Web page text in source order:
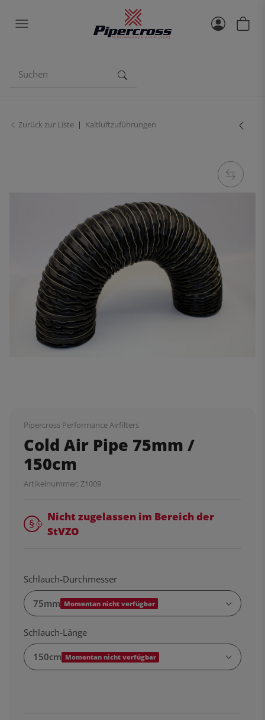
Zurück zur Liste Kaltluftzuführungen
Pipercross Performance Airfilters
Cold Air Pipe 75mm /
150cm
Artikelnummer: Z1009
Nicht zugelassen im Bereich der
StVZO
Schlauch-Durchmesser
75mm Momentan nicht verfügbar
Schlauch-Länge
150cm Momentan nicht verfügbar